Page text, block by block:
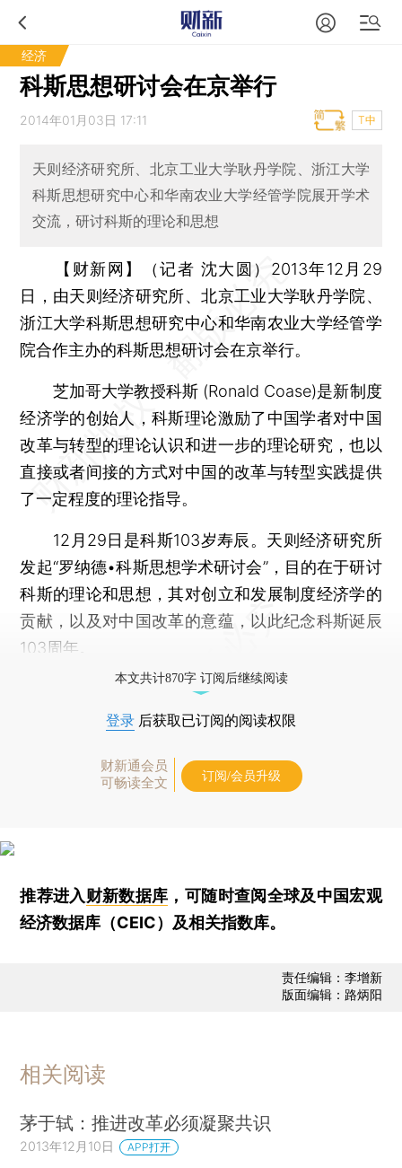
经济
科斯思想研讨会在京举行
2014年01月03日 17:11 T中
天则经济研究所、北京工业大学耿丹学院、浙江大学
科斯思想研究中心和华南农业大学经管学院展开学术
交流，研讨科斯的理论和思想
【财新网】（记者 沈大圆） 2013年12月29
日，由天则经济研究所、北京工业大学耿丹学院、
浙江大学科斯思想研究中心和华南农业大学经管学
院合作主办的科斯思想研讨会在京举行。
芝加哥大学教授科斯 (Ronald Coase)是新制度
经济学的创始人，科斯理论激励了中国学者对中国
改革与转型的理论认识和进一步的理论研究，也以
直接或者间接的方式对中国的改革与转型实践提供
了一定程度的理论指导。
12月29日是科斯103岁寿辰。天则经济研究所
发起“罗纳德•科斯思想学术研讨会”，目的在于研讨
科斯的理论和思想，其对创立和发展制度经济学的
贡献，以及对中国改革的意蕴，以此纪念科斯诞辰
103周年。
本文共计870字 订阅后继续阅读
登录 后获取已订阅的阅读权限
财新通会员
可畅读全文
订阅/会员升级
推荐进入财新数据库 ，可随时查阅全球及中国宏观
经济数据库（CEIC）及相关指数库。
责任编辑：李增新
版面编辑：路炳阳
相关阅读
茅于轼：推进改革必须凝聚共识
2013年12月10日 APP打开